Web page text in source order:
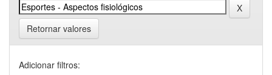
Retornar valores
Adicionar filtros: